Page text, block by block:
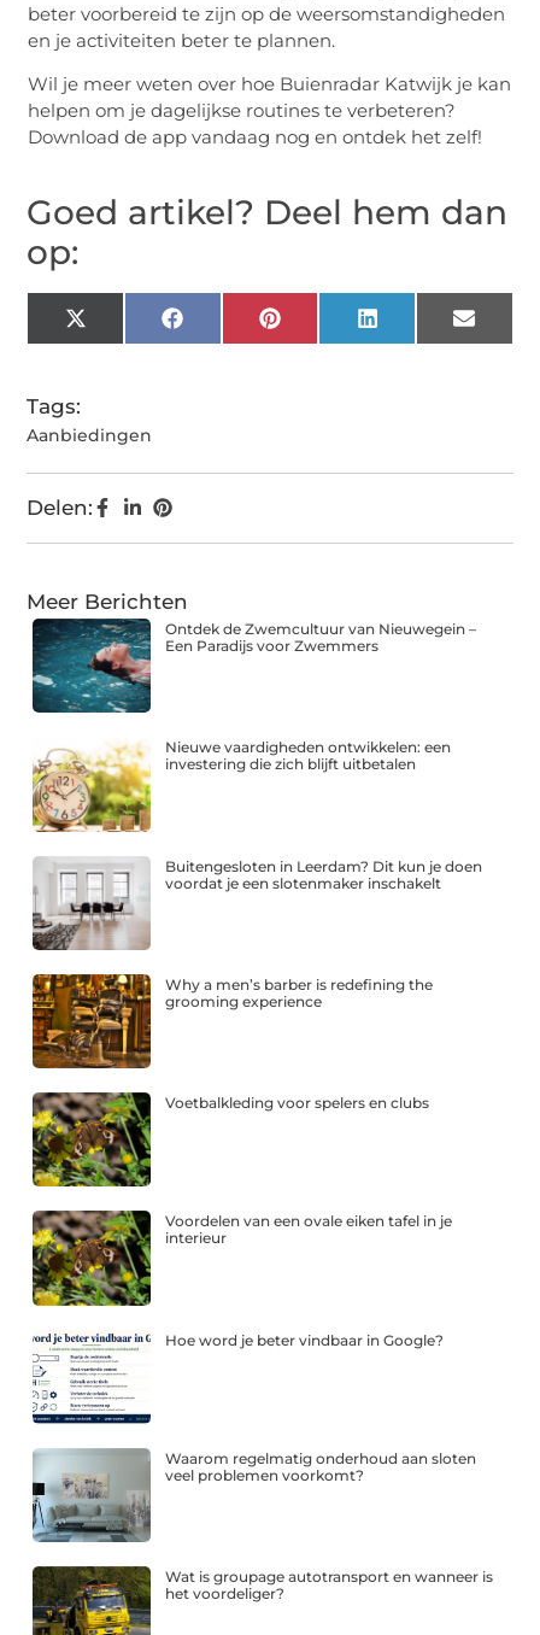
beter voorbereid te zijn op de weersomstandigheden
en je activiteiten beter te plannen.
Wil je meer weten over hoe Buienradar Katwijk je kan
helpen om je dagelijkse routines te verbeteren?
Download de app vandaag nog en ontdek het zelf!
Goed artikel? Deel hem dan
op:
X
(Twitter)
FacebookPinterestLinkedIn Email
Tags:
Aanbiedingen
Delen:
Meer Berichten
Ontdek de Zwemcultuur van Nieuwegein –
Een Paradijs voor Zwemmers
Nieuwe vaardigheden ontwikkelen: een
investering die zich blijft uitbetalen
Buitengesloten in Leerdam? Dit kun je doen
voordat je een slotenmaker inschakelt
Why a men’s barber is redefining the
grooming experience
Voetbalkleding voor spelers en clubs
Voordelen van een ovale eiken tafel in je
interieur
Hoe word je beter vindbaar in Google?
Waarom regelmatig onderhoud aan sloten
veel problemen voorkomt?
Wat is groupage autotransport en wanneer is
het voordeliger?